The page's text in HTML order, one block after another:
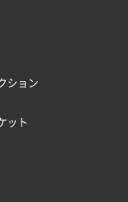
ション
ット